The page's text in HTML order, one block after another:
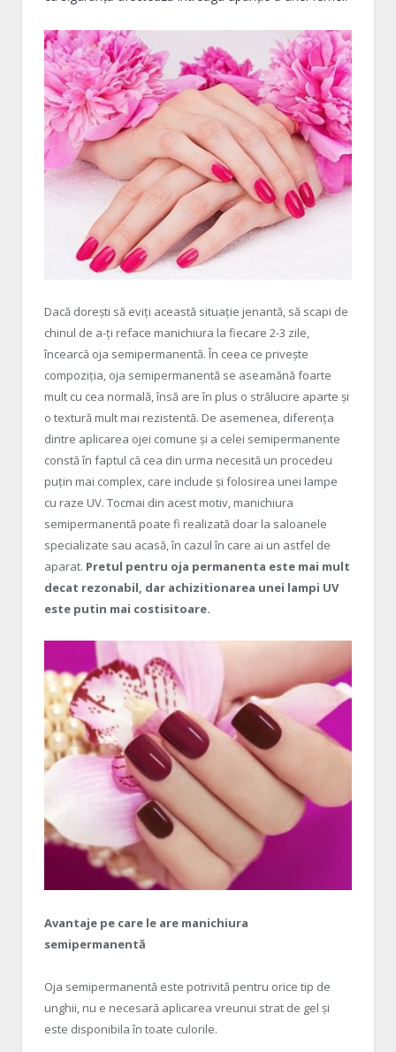
Dacă dorești să eviți această situație jenantă, să scapi de
chinul de a-ți reface manichiura la fiecare 2-3 zile,
încearcă oja semipermanentă. În ceea ce privește
compoziția, oja semipermanentă se aseamănă foarte
mult cu cea normală, însă are în plus o strălucire aparte și
o textură mult mai rezistentă. De asemenea, diferența
dintre aplicarea ojei comune și a celei semipermanente
constă în faptul că cea din urma necesită un procedeu
puțin mai complex, care include și folosirea unei lampe
cu raze UV. Tocmai din acest motiv, manichiura
semipermanentă poate fi realizată doar la saloanele
specializate sau acasă, în cazul în care ai un astfel de
aparat. Pretul pentru oja permanenta este mai mult
decat rezonabil, dar achizitionarea unei lampi UV
este putin mai costisitoare.
Avantaje pe care le are manichiura
semipermanentă
Oja semipermanentă este potrivită pentru orice tip de
unghii, nu e necesară aplicarea vreunui strat de gel și
este disponibila în toate culorile.